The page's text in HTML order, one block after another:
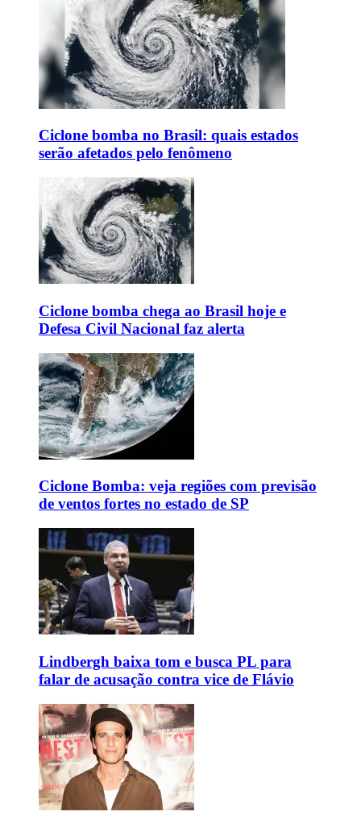
Ciclone bomba no Brasil: quais estados
serão afetados pelo fenômeno
Ciclone bomba chega ao Brasil hoje e
Defesa Civil Nacional faz alerta
Ciclone Bomba: veja regiões com previsão
de ventos fortes no estado de SP
Lindbergh baixa tom e busca PL para
falar de acusação contra vice de Flávio